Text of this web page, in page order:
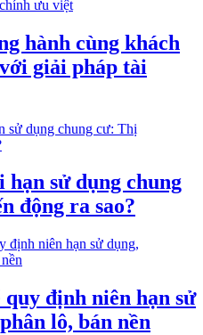
hành cùng khách
giải pháp tài
sử dụng chung
động ra sao?
định niên hạn sử
lô, bán nền